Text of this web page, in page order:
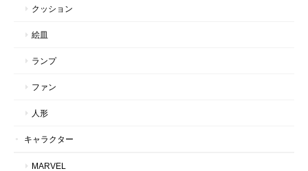
クッション
絵皿
ランプ
ファン
人形
キャラクター
MARVEL